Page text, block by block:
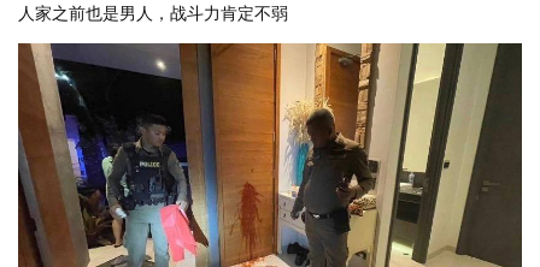
人家之前也是男人，战斗力肯定不弱